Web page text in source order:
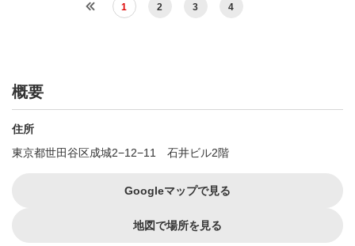
1 2 3 4
概要
住所
東京都世田谷区成城2−12−11 石井ビル2階
Googleマップで見る
地図で場所を見る